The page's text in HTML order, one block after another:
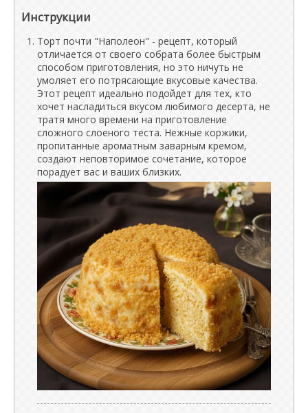
Инструкции
Торт почти "Наполеон" - рецепт, который
отличается от своего собрата более быстрым
способом приготовления, но это ничуть не
умоляет его потрясающие вкусовые качества.
Этот рецепт идеально подойдет для тех, кто
хочет насладиться вкусом любимого десерта, не
тратя много времени на приготовление
сложного слоеного теста. Нежные коржики,
пропитанные ароматным заварным кремом,
создают неповторимое сочетание, которое
порадует вас и ваших близких.